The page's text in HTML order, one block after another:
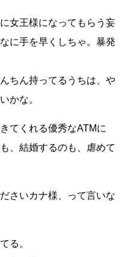
女王様になってもらう妄
に手を早くしちゃ。暴発
ちん持ってるうちは、や
かな。
てくれる優秀なATMに
、結婚するのも、虐めて
さいカナ様、って言いな
る。